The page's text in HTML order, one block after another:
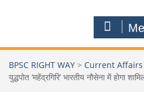
BPSC RIGHT WAY > Current Affairs
युद्धपोत ‘महेंद्रगिरि’ भारतीय नौसेना में होगा